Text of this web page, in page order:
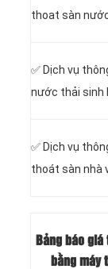
thoat sàn
‎✅ Dịch vụ
nước thải sinh
✅ Dịch vụ
thoát sàn nhà
Bảng báo
bằng máy